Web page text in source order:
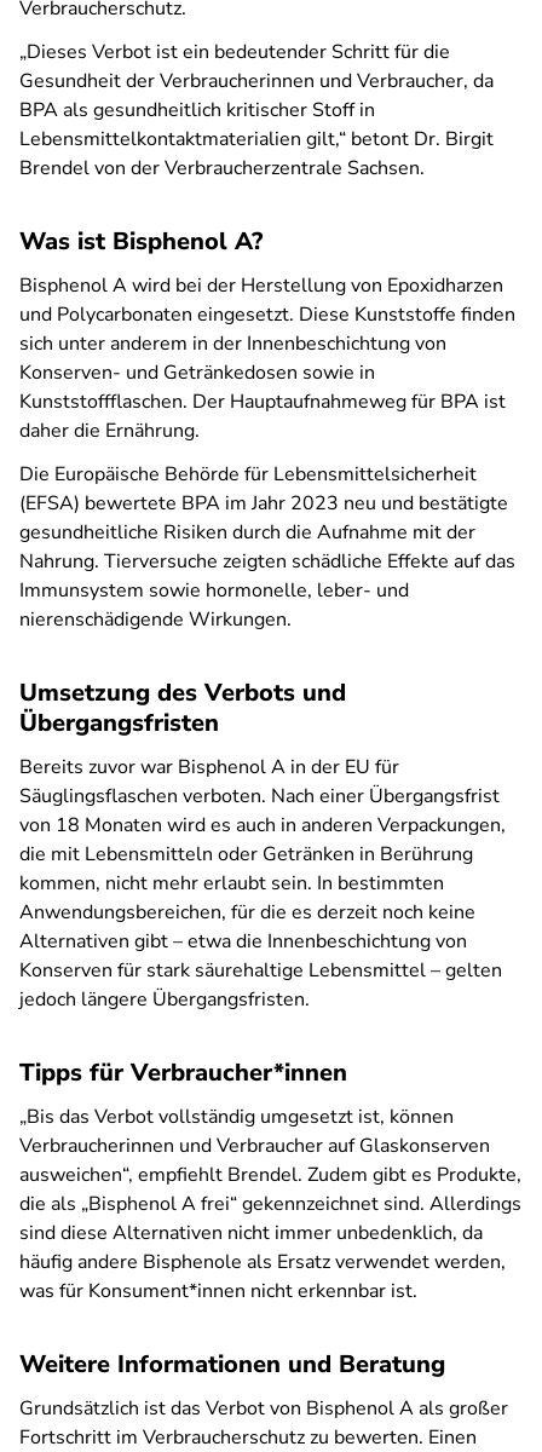
Verbraucherschutz.
„Dieses Verbot ist ein bedeutender Schritt für die
Gesundheit der Verbraucherinnen und Verbraucher, da
BPA als gesundheitlich kritischer Stoff in
Lebensmittelkontaktmaterialien gilt,“ betont Dr. Birgit
Brendel von der Verbraucherzentrale Sachsen.
Was ist Bisphenol A?
Bisphenol A wird bei der Herstellung von Epoxidharzen
und Polycarbonaten eingesetzt. Diese Kunststoffe finden
sich unter anderem in der Innenbeschichtung von
Konserven- und Getränkedosen sowie in
Kunststoffflaschen. Der Hauptaufnahmeweg für BPA ist
daher die Ernährung.
Die Europäische Behörde für Lebensmittelsicherheit
(EFSA) bewertete BPA im Jahr 2023 neu und bestätigte
gesundheitliche Risiken durch die Aufnahme mit der
Nahrung. Tierversuche zeigten schädliche Effekte auf das
Immunsystem sowie hormonelle, leber- und
nierenschädigende Wirkungen.
Umsetzung des Verbots und
Übergangsfristen
Bereits zuvor war Bisphenol A in der EU für
Säuglingsflaschen verboten. Nach einer Übergangsfrist
von 18 Monaten wird es auch in anderen Verpackungen,
die mit Lebensmitteln oder Getränken in Berührung
kommen, nicht mehr erlaubt sein. In bestimmten
Anwendungsbereichen, für die es derzeit noch keine
Alternativen gibt – etwa die Innenbeschichtung von
Konserven für stark säurehaltige Lebensmittel – gelten
jedoch längere Übergangsfristen.
Tipps für Verbraucher*innen
„Bis das Verbot vollständig umgesetzt ist, können
Verbraucherinnen und Verbraucher auf Glaskonserven
ausweichen“, empfiehlt Brendel. Zudem gibt es Produkte,
die als „Bisphenol A frei“ gekennzeichnet sind. Allerdings
sind diese Alternativen nicht immer unbedenklich, da
häufig andere Bisphenole als Ersatz verwendet werden,
was für Konsument*innen nicht erkennbar ist.
Weitere Informationen und Beratung
Grundsätzlich ist das Verbot von Bisphenol A als großer
Fortschritt im Verbraucherschutz zu bewerten. Einen